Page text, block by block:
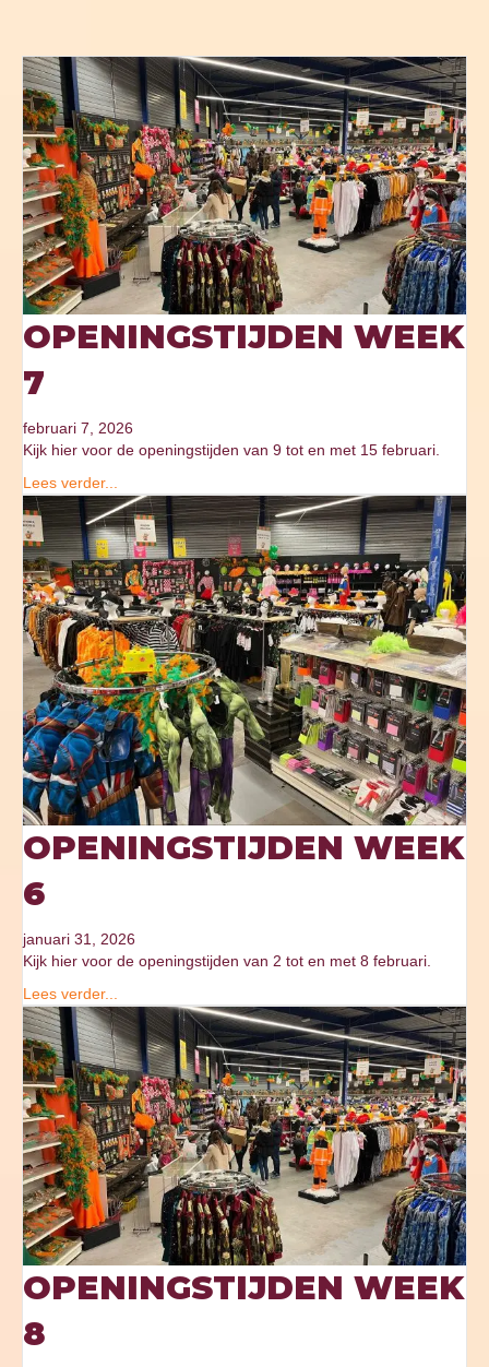
OPENINGSTIJDEN WEEK
7
februari 7, 2026
Kijk hier voor de openingstijden van 9 tot en met 15 februari.
Lees verder...
OPENINGSTIJDEN WEEK
6
januari 31, 2026
Kijk hier voor de openingstijden van 2 tot en met 8 februari.
Lees verder...
OPENINGSTIJDEN WEEK
8